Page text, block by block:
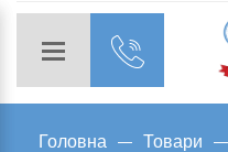
Головна Товари